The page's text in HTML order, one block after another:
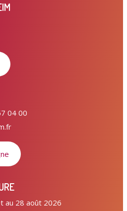
04 00
au 28 août 2026